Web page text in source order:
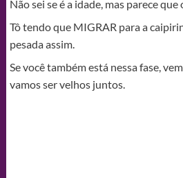
Não sei se é a idade, mas parece
Tô tendo que MIGRAR para a
pesada assim.
Se você também está nessa fase,
vamos ser velhos juntos.